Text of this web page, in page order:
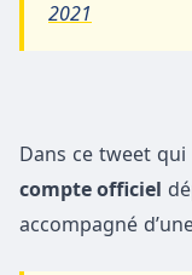
2021
Dans ce tweet
compte officiel
accompagné